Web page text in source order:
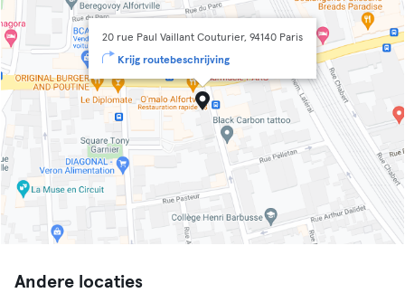
20 rue Paul Vaillant Couturier, 94140 Paris
Krijg routebeschrijving
Andere locaties